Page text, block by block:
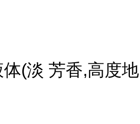
(淡 芳香,高度地